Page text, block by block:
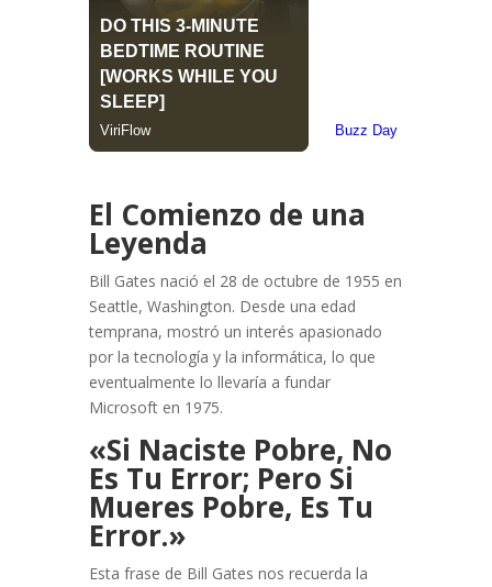
El Comienzo de una
Leyenda
Bill Gates nació el 28 de octubre de 1955 en
Seattle, Washington. Desde una edad
temprana, mostró un interés apasionado
por la tecnología y la informática, lo que
eventualmente lo llevaría a fundar
Microsoft en 1975.
«Si Naciste Pobre, No
Es Tu Error; Pero Si
Mueres Pobre, Es Tu
Error.»
Esta frase de Bill Gates nos recuerda la